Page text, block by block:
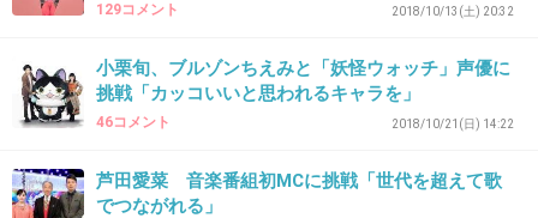
嫌い。見ない。
+4 -0
129コメント 2018/10/13(土) 20:32
小栗旬、ブルゾンちえみと「妖怪ウォッチ」声優に
挑戦「カッコいいと思われるキャラを」
46コメント 2018/10/21(日) 14:22
芦田愛菜 音楽番組初MCに挑戦「世代を超えて歌
でつながれる」